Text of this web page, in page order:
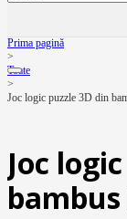
Prima pagină
>
Toate
>
Joc logic puzzle 3D din
Joc